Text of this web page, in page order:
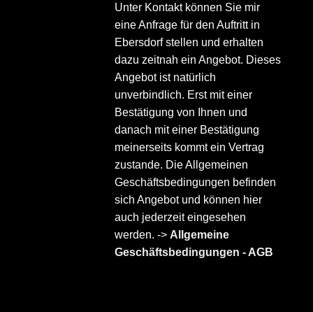
Unter Kontakt können Sie mir
eine Anfrage für den Auftritt in
Ebersdorf stellen und erhalten
dazu zeitnah ein Angebot. Dieses
Angebot ist natürlich
unverbindlich. Erst mit einer
Bestätigung von Ihnen und
danach mit einer Bestätigung
meinerseits kommt ein Vertrag
zustande. Die Allgemeinen
Geschäftsbedingungen befinden
sich Angebot und können hier
auch jederzeit eingesehen
werden. ->Allgemeine
Geschäftsbedingungen - AGB